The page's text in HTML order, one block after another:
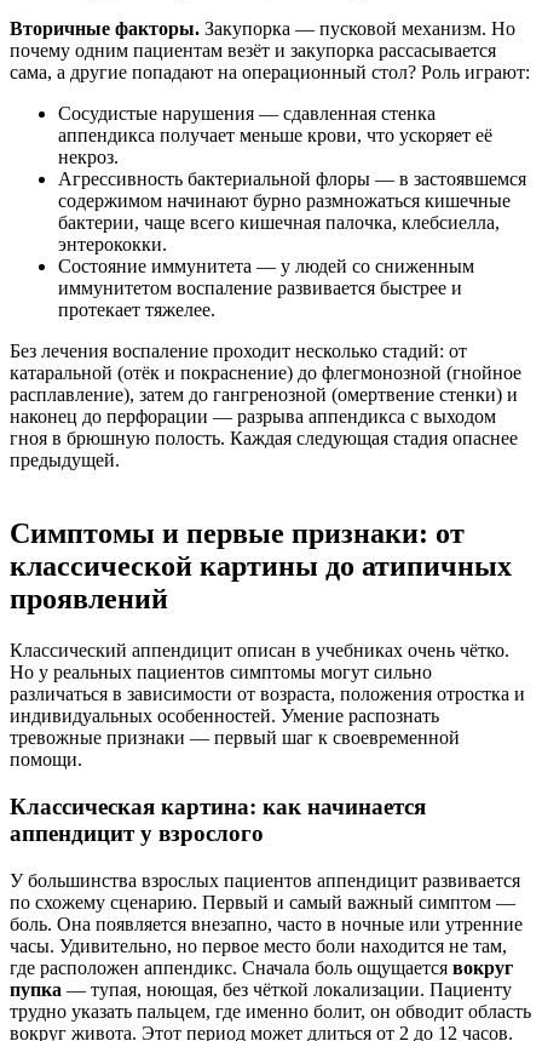
Вторичные факторы. Закупорка — пусковой механизм. Но
почему одним пациентам везёт и закупорка рассасывается
сама, а другие попадают на операционный стол? Роль играют:
Сосудистые нарушения — сдавленная стенка
аппендикса получает меньше крови, что ускоряет её
некроз.
Агрессивность бактериальной флоры — в застоявшемся
содержимом начинают бурно размножаться кишечные
бактерии, чаще всего кишечная палочка, клебсиелла,
энтерококки.
Состояние иммунитета — у людей со сниженным
иммунитетом воспаление развивается быстрее и
протекает тяжелее.
Без лечения воспаление проходит несколько стадий: от
катаральной (отёк и покраснение) до флегмонозной (гнойное
расплавление), затем до гангренозной (омертвение стенки) и
наконец до перфорации — разрыва аппендикса с выходом
гноя в брюшную полость. Каждая следующая стадия опаснее
предыдущей.
Симптомы и первые признаки: от
классической картины до атипичных
проявлений
Классический аппендицит описан в учебниках очень чётко.
Но у реальных пациентов симптомы могут сильно
различаться в зависимости от возраста, положения отростка и
индивидуальных особенностей. Умение распознать
тревожные признаки — первый шаг к своевременной
помощи.
Классическая картина: как начинается
аппендицит у взрослого
У большинства взрослых пациентов аппендицит развивается
по схожему сценарию. Первый и самый важный симптом —
боль. Она появляется внезапно, часто в ночные или утренние
часы. Удивительно, но первое место боли находится не там,
где расположен аппендикс. Сначала боль ощущается вокруг
пупка — тупая, ноющая, без чёткой локализации. Пациенту
трудно указать пальцем, где именно болит, он обводит область
вокруг живота. Этот период может длиться от 2 до 12 часов.